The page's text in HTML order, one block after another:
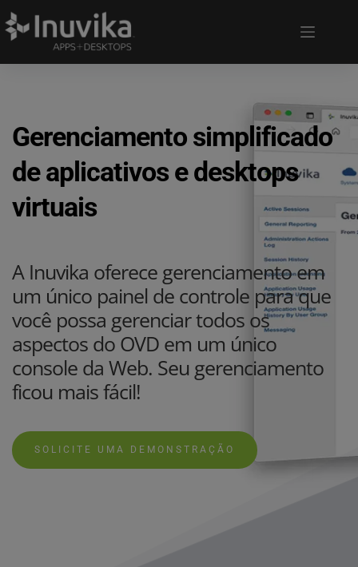
Gerenciamento simplificado
de aplicativos e desktops
virtuais
A Inuvika oferece gerenciamento em
um único painel de controle para que
você possa gerenciar todos os
aspectos do OVD em um único
console da Web. Seu gerenciamento
ficou mais fácil!
SOLICITE UMA DEMONSTRAÇÃO